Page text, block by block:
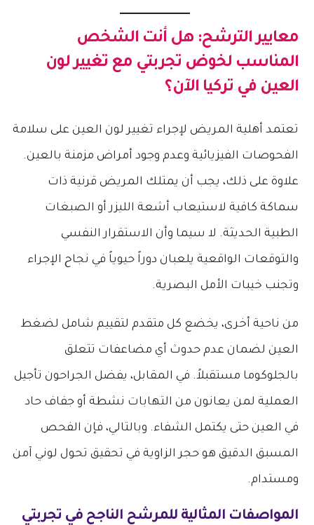
معايير الترشح: هل أنت الشخص
المناسب لخوض تجربتي مع تغيير لون
العين في تركيا الآن؟
تعتمد أهلية المريض لإجراء تغيير لون العين على سلامة
الفحوصات الفيزيائية وعدم وجود أمراض مزمنة بالعين.
علاوة على ذلك، يجب أن يمتلك المريض قرنية ذات
سماكة كافية لاستيعاب أشعة الليزر أو الصبغات
الطبية الحديثة. لا سيما وأن الاستقرار النفسي
والتوقعات الواقعية يلعبان دوراً حيوياً في نجاح الإجراء
وتجنب خيبات الأمل البصرية.
من ناحية أخرى، يخضع كل متقدم لتقييم شامل لضغط
العين لضمان عدم حدوث أي مضاعفات تتعلق
بالجلوكوما مستقبلاً. في المقابل، يفضل الجراحون تأجيل
العملية لمن يعانون من التهابات نشطة أو جفاف حاد
في العين حتى يكتمل الشفاء. وبالتالي، فإن الفحص
المسبق الدقيق هو حجر الزاوية في تحقيق تحول لوني آمن
ومستدام.
المواصفات المثالية للمرشح الناجح في تجربتي